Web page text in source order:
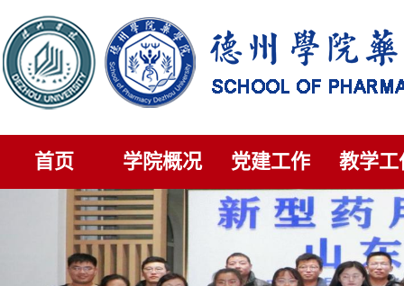
首页 学院概况 党建工作 教学工